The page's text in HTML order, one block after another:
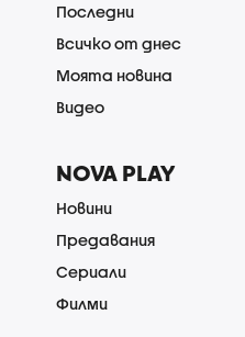
Последни
Всичко от днес
Моята новина
Видео
NOVA PLAY
Новини
Предавания
Сериали
Филми